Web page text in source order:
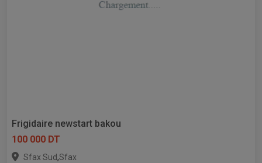
Frigidaire newstart bakou
100 000 DT
Sfax Sud,Sfax